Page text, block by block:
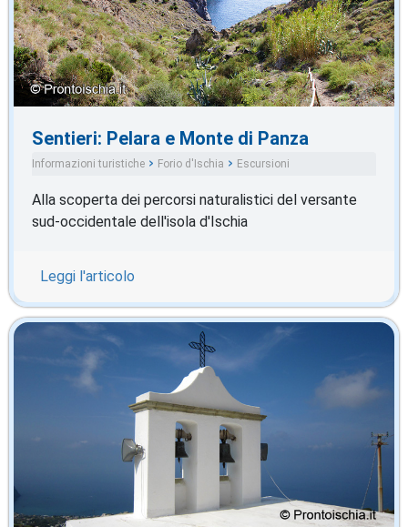
Sentieri: Pelara e Monte di Panza
Informazioni turistiche Forio d'Ischia Escursioni
Alla scoperta dei percorsi naturalistici del versante
sud-occidentale dell'isola d'Ischia
Leggi l'articolo